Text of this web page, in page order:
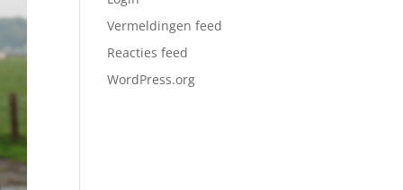
Vermeldingen feed
Reacties feed
WordPress.org